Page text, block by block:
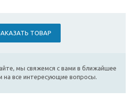
ТОВАР
мы свяжемся с вами в ближайшее
на все интересующие вопросы.